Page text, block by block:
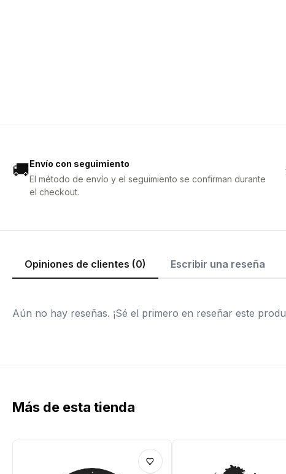
🚚Envío con seguimiento
El método de envío y el seguimiento se confirman durante
el checkout.
Opiniones de clientes (0) Escribir una reseña
Aún no hay reseñas. ¡Sé el primero en reseñar este
Más de esta tienda